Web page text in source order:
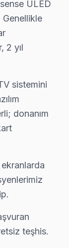
için, güvenilir
bölge
Bu
sorun ULED
veya
sorunu
ULED
Genellikle
2 yıl
sistemini
donanım
teşhis.